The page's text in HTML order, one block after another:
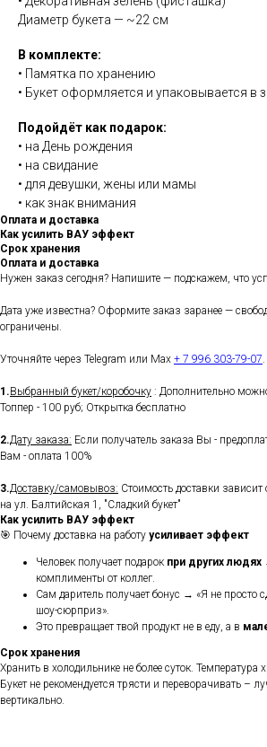
Диаметр букета — ~22 см
В комплекте:
• Памятка по хранению
• Букет оформляется и упаковывается в
Подойдёт как подарок:
• на День рождения
• на свидание
• для девушки, жены или мамы
• как знак внимания
Оплата и доставка
Как усилить ВАУ эффект
Срок хранения
Оплата и доставка
Нужен заказ сегодня? Напишите — подскажем, что
Дата уже известна? Оформите заказ заранее —
ограничены.
Уточняйте через Telegram или Max + 7 996 303-79-07
1.Выбранный букет/коробочку : Дополнительно
Топпер - 100 руб; Открытка бесплатно
2.Дату заказа: Если получатель заказа Вы -
Вам - оплата 100%
3.Доставку/самовывоз: Стоимость доставки зависит
на ул. Балтийская 1, "Сладкий букет"
Как усилить ВАУ эффект
🎯 Почему доставка на работу усиливает эффект
Человек получает подарок при других людях
комплименты от коллег.
Сам даритель получает бонус → «Я не просто
шоу-сюрприз».
Это превращает твой продукт не в еду, а в
Срок хранения
Хранить в холодильнике не более суток.
Букет не рекомендуется трясти и переворачивать –
вертикально.